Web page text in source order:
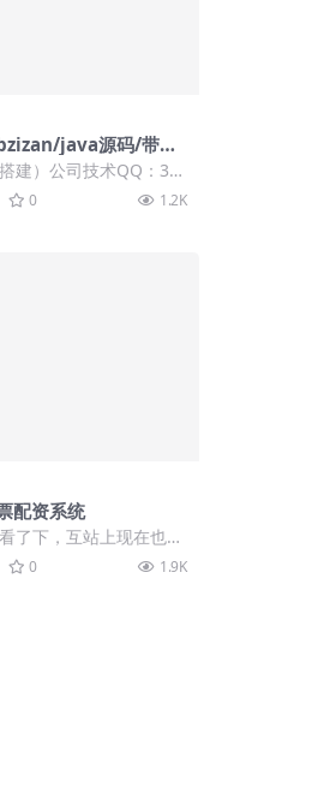
java源码/带详
建）公司技术QQ：34
源码 好友分享的版
0 1.2K
配资系统
了下，互站上现在也要
信还没接，这个版
0 1.9K